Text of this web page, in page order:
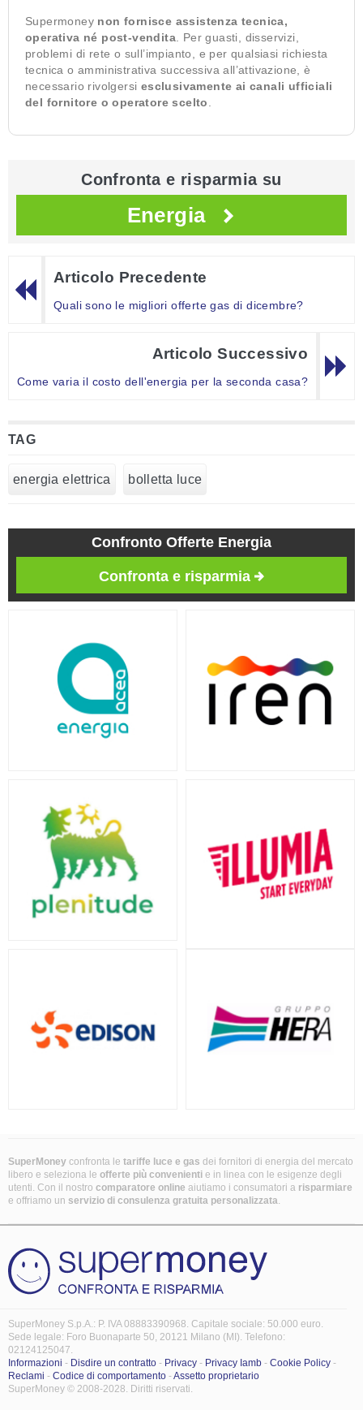
Supermoney non fornisce assistenza tecnica,
operativa né post-vendita. Per guasti, disservizi,
problemi di rete o sull’impianto, e per qualsiasi richiesta
tecnica o amministrativa successiva all’attivazione, è
necessario rivolgersi esclusivamente ai canali ufficiali
del fornitore o operatore scelto.
Confronta e risparmia su
Energia
Articolo Precedente
Quali sono le migliori offerte gas di dicembre?
Articolo Successivo
Come varia il costo dell'energia per la seconda casa?
TAG
energia elettrica bolletta luce
Confronto Offerte Energia
Confronta e risparmia
SuperMoney confronta le tariffe luce e gas dei fornitori di energia del mercato
libero e seleziona le offerte più convenienti e in linea con le esigenze degli
utenti. Con il nostro comparatore online aiutiamo i consumatori a risparmiare
e offriamo un servizio di consulenza gratuita personalizzata.
SuperMoney S.p.A.: P. IVA 08883390968. Capitale sociale: 50.000 euro.
Sede legale: Foro Buonaparte 50, 20121 Milano (MI). Telefono:
02124125047.
Informazioni - Disdire un contratto - Privacy - Privacy Iamb - Cookie Policy -
Reclami - Codice di comportamento -Assetto proprietario
SuperMoney © 2008-2028. Diritti riservati.